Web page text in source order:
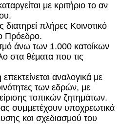
με κριτήριο το αν
πλήρες Κοινοτικό
Πρόεδρο.
άνω των 1.000 κατοίκων
στα θέματα που τις
αναλογικά με
των εδρών, με
τοπικών ζητημάτων.
συμμετέχουν υποχρεωτικά
και σχεδιασμού του